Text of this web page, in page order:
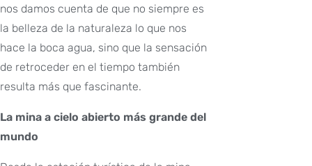
nos damos cuenta de que no siempre es
la belleza de la naturaleza lo que nos
hace la boca agua, sino que la sensación
de retroceder en el tiempo también
resulta más que fascinante.
La mina a cielo abierto más grande del
mundo